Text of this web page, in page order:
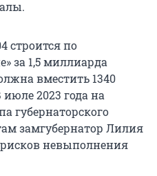
строится по
за 1,5 миллиарда
вместить 1340
2023 года на
губернаторского
замгубернатор Лилия
невыполнения